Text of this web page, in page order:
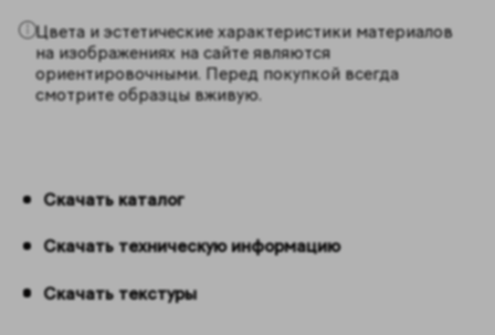
Цвета и эстетические характеристики материалов
на изображениях на сайте являются
ориентировочными. Перед покупкой всегда
смотрите образцы вживую.
Скачать каталог
Скачать техническую информацию
Скачать текстуры